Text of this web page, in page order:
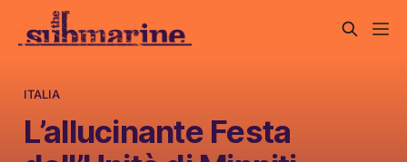
ITALIA
L’allucinante Festa